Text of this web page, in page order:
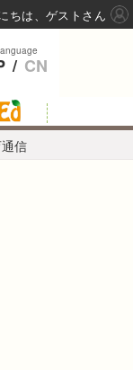
信
/ CN
ちは、ゲストさん